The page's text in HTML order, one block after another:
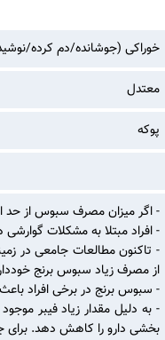
خوراکی (جوشانده/دم کرده/
معتدل
پوکه
- اگر میزان مصرف سبوس از حد
- افراد مبتلا به مشکلات
- تاکنون مطالعات جامعی در
از مصرف زیاد سبوس برنج
- سبوس برنج در برخی افراد
- به دلیل مقدار زیاد فیبر
بخشی دارو را کاهش دهد. برای